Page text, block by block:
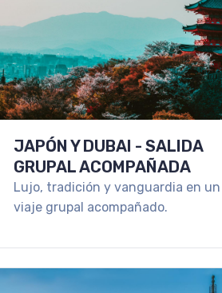
JAPÓN Y DUBAI - SALIDA
GRUPAL ACOMPAÑADA
Lujo, tradición y vanguardia en un
viaje grupal acompañado.